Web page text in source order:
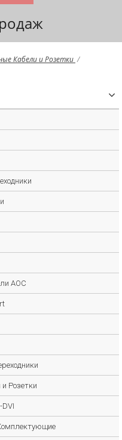
Кабели и Розетки /
AOC
Розетки
DVI